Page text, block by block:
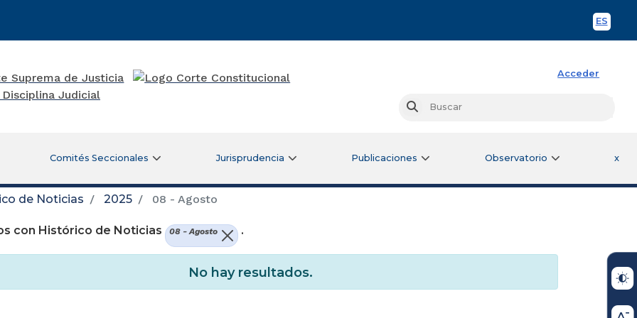
ES
Acceder
Buscar
Comités Seccionales Jurisprudencia Publicaciones Observatorio x
de Noticias 2025 08 - Agosto
con Histórico de Noticias 08 - Agosto .
No hay resultados.